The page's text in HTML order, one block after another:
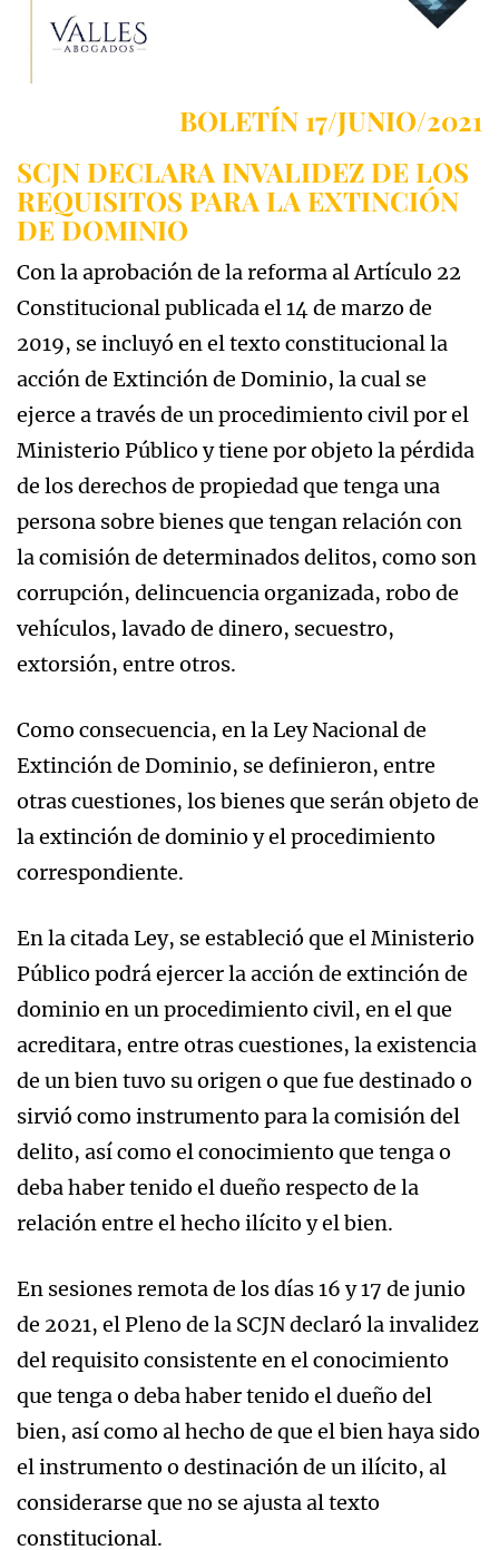
BOLETÍN 17/JUNIO/2021
SCJN DECLARA INVALIDEZ DE LOS
REQUISITOS PARA LA EXTINCIÓN
DE DOMINIO
Con la aprobación de la reforma al Artículo 22
Constitucional publicada el 14 de marzo de
2019, se incluyó en el texto constitucional la
acción de Extinción de Dominio, la cual se
ejerce a través de un procedimiento civil por el
Ministerio Público y tiene por objeto la pérdida
de los derechos de propiedad que tenga una
persona sobre bienes que tengan relación con
la comisión de determinados delitos, como son
corrupción, delincuencia organizada, robo de
vehículos, lavado de dinero, secuestro,
extorsión, entre otros.
Como consecuencia, en la Ley Nacional de
Extinción de Dominio, se definieron, entre
otras cuestiones, los bienes que serán objeto de
la extinción de dominio y el procedimiento
correspondiente.
En la citada Ley, se estableció que el Ministerio
Público podrá ejercer la acción de extinción de
dominio en un procedimiento civil, en el que
acreditara, entre otras cuestiones, la existencia
de un bien tuvo su origen o que fue destinado o
sirvió como instrumento para la comisión del
delito, así como el conocimiento que tenga o
deba haber tenido el dueño respecto de la
relación entre el hecho ilícito y el bien.
En sesiones remota de los días 16 y 17 de junio
de 2021, el Pleno de la SCJN declaró la invalidez
del requisito consistente en el conocimiento
que tenga o deba haber tenido el dueño del
bien, así como al hecho de que el bien haya sido
el instrumento o destinación de un ilícito, al
considerarse que no se ajusta al texto
constitucional.